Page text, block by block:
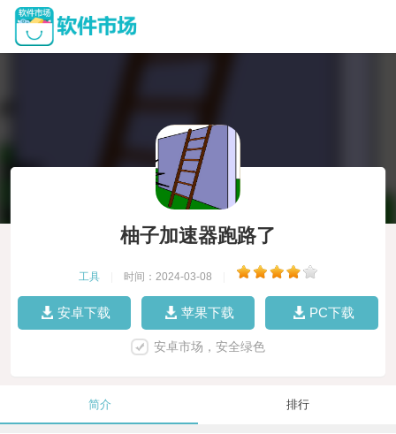
柚子加速器跑路了
工具 时间：2024-03-08
安卓下载 苹果下载 PC下载
安卓市场，安全绿色
简介 排行